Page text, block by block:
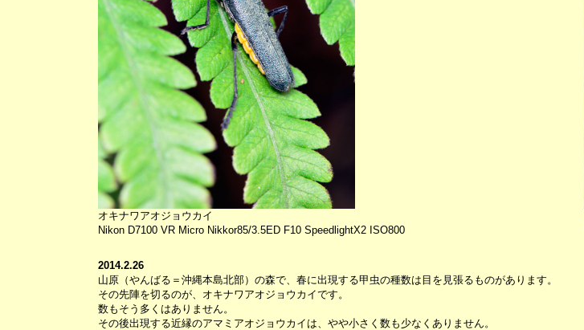
オキナワアオジョウカイ
Nikon D7100 VR Micro Nikkor85/3.5ED F10 SpeedlightX2 ISO800
2014.2.26
山原（やんばる＝沖縄本島北部）の森で、春に出現する甲虫の種数は目を見張るものがあります。
その先陣を切るのが、オキナワアオジョウカイです。
数もそう多くはありません。
その後出現する近縁のアマミアオジョウカイは、やや小さく数も少なくありません。